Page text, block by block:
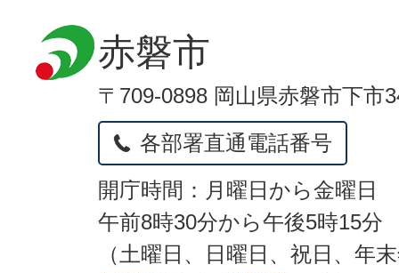
赤磐市
〒709-0898 岡山県赤磐市下市
各部署直通電話番号
開庁時間：月曜日から金曜日
午前8時30分から午後5時15分
（土曜日、日曜日、祝日、年